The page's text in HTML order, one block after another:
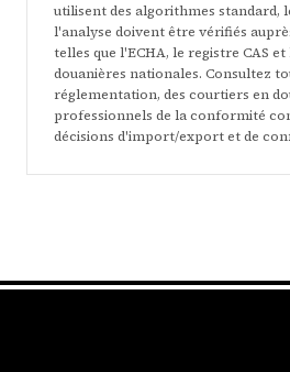
utilisent des algorithmes standard,
l'analyse doivent être vérifiés
telles que l'ECHA, le registre CAS
douanières nationales. Consultez
réglementation, des courtiers en
professionnels de la conformité
décisions d'import/export et de